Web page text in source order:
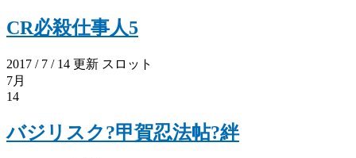
CR必殺仕事人5
2017 / 7 / 14 更新 スロット
7月
14
バジリスク?甲賀忍法帖?絆